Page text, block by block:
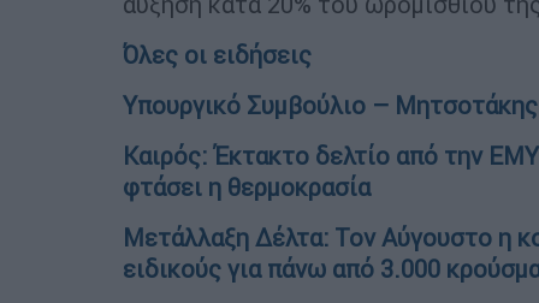
Όλες οι ειδήσεις
Υπουργικό Συμβούλιο –
Καιρός: Έκτακτο δελτίο από την
φτάσει η θερμοκρασία
Μετάλλαξη Δέλτα: Τον Αύγουστο η
ειδικούς για πάνω από 3.000